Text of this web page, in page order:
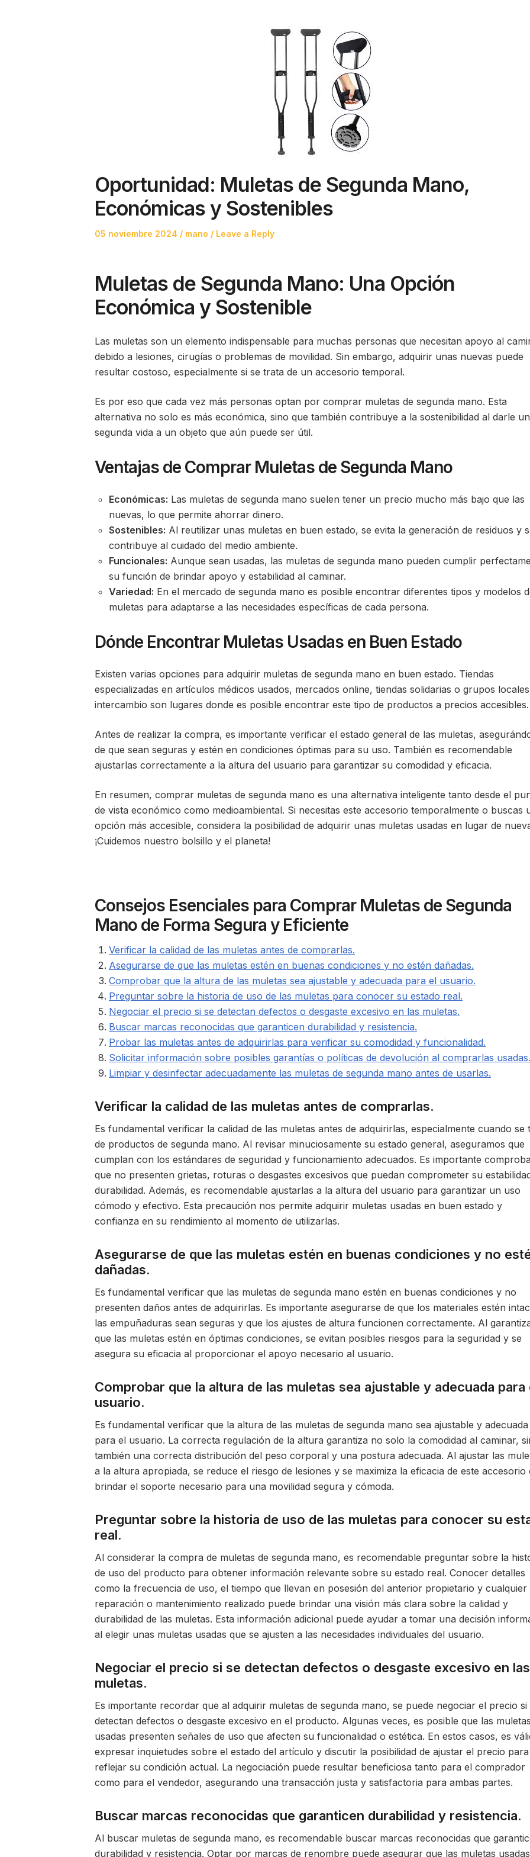
Oportunidad: Muletas de Segunda Mano,
Económicas y Sostenibles
Posted
05 noviembre 2024
Posted
mano Leave a Reply
Muletas de Segunda Mano: Una Opción
Económica y Sostenible
Las muletas son un elemento indispensable para muchas personas que necesitan apoyo al
debido a lesiones, cirugías o problemas de movilidad. Sin embargo, adquirir unas nuevas puede
resultar costoso, especialmente si se trata de un accesorio temporal.
Es por eso que cada vez más personas optan por comprar muletas de segunda mano. Esta
alternativa no solo es más económica, sino que también contribuye a la sostenibilidad al darle
segunda vida a un objeto que aún puede ser útil.
Ventajas de Comprar Muletas de Segunda Mano
Económicas: Las muletas de segunda mano suelen tener un precio mucho más bajo que las
nuevas, lo que permite ahorrar dinero.
Sostenibles: Al reutilizar unas muletas en buen estado, se evita la generación de residuos y
contribuye al cuidado del medio ambiente.
Funcionales: Aunque sean usadas, las muletas de segunda mano pueden cumplir
su función de brindar apoyo y estabilidad al caminar.
Variedad: En el mercado de segunda mano es posible encontrar diferentes tipos y modelos
muletas para adaptarse a las necesidades específicas de cada persona.
Dónde Encontrar Muletas Usadas en Buen Estado
Existen varias opciones para adquirir muletas de segunda mano en buen estado. Tiendas
especializadas en artículos médicos usados, mercados online, tiendas solidarias o grupos
intercambio son lugares donde es posible encontrar este tipo de productos a precios accesibles.
Antes de realizar la compra, es importante verificar el estado general de las muletas,
de que sean seguras y estén en condiciones óptimas para su uso. También es recomendable
ajustarlas correctamente a la altura del usuario para garantizar su comodidad y eficacia.
En resumen, comprar muletas de segunda mano es una alternativa inteligente tanto desde el
de vista económico como medioambiental. Si necesitas este accesorio temporalmente o buscas
opción más accesible, considera la posibilidad de adquirir unas muletas usadas en lugar de
¡Cuidemos nuestro bolsillo y el planeta!
Consejos Esenciales para Comprar Muletas de Segunda
Mano de Forma Segura y Eficiente
Verificar la calidad de las muletas antes de comprarlas.
Asegurarse de que las muletas estén en buenas condiciones y no estén dañadas.
Comprobar que la altura de las muletas sea ajustable y adecuada para el usuario.
Preguntar sobre la historia de uso de las muletas para conocer su estado real.
Negociar el precio si se detectan defectos o desgaste excesivo en las muletas.
Buscar marcas reconocidas que garanticen durabilidad y resistencia.
Probar las muletas antes de adquirirlas para verificar su comodidad y funcionalidad.
Solicitar información sobre posibles garantías o políticas de devolución al comprarlas usadas.
Limpiar y desinfectar adecuadamente las muletas de segunda mano antes de usarlas.
Verificar la calidad de las muletas antes de comprarlas.
Es fundamental verificar la calidad de las muletas antes de adquirirlas, especialmente cuando se
de productos de segunda mano. Al revisar minuciosamente su estado general, aseguramos que
cumplan con los estándares de seguridad y funcionamiento adecuados. Es importante
que no presenten grietas, roturas o desgastes excesivos que puedan comprometer su
durabilidad. Además, es recomendable ajustarlas a la altura del usuario para garantizar un uso
cómodo y efectivo. Esta precaución nos permite adquirir muletas usadas en buen estado y
confianza en su rendimiento al momento de utilizarlas.
Asegurarse de que las muletas estén en buenas condiciones y no
dañadas.
Es fundamental verificar que las muletas de segunda mano estén en buenas condiciones y no
presenten daños antes de adquirirlas. Es importante asegurarse de que los materiales estén
las empuñaduras sean seguras y que los ajustes de altura funcionen correctamente. Al
que las muletas estén en óptimas condiciones, se evitan posibles riesgos para la seguridad y se
asegura su eficacia al proporcionar el apoyo necesario al usuario.
Comprobar que la altura de las muletas sea ajustable y adecuada para
usuario.
Es fundamental verificar que la altura de las muletas de segunda mano sea ajustable y adecuada
para el usuario. La correcta regulación de la altura garantiza no solo la comodidad al caminar,
también una correcta distribución del peso corporal y una postura adecuada. Al ajustar las
a la altura apropiada, se reduce el riesgo de lesiones y se maximiza la eficacia de este accesorio
brindar el soporte necesario para una movilidad segura y cómoda.
Preguntar sobre la historia de uso de las muletas para conocer su
real.
Al considerar la compra de muletas de segunda mano, es recomendable preguntar sobre la
de uso del producto para obtener información relevante sobre su estado real. Conocer detalles
como la frecuencia de uso, el tiempo que llevan en posesión del anterior propietario y cualquier
reparación o mantenimiento realizado puede brindar una visión más clara sobre la calidad y
durabilidad de las muletas. Esta información adicional puede ayudar a tomar una decisión
al elegir unas muletas usadas que se ajusten a las necesidades individuales del usuario.
Negociar el precio si se detectan defectos o desgaste excesivo en las
muletas.
Es importante recordar que al adquirir muletas de segunda mano, se puede negociar el precio si
detectan defectos o desgaste excesivo en el producto. Algunas veces, es posible que las muletas
usadas presenten señales de uso que afecten su funcionalidad o estética. En estos casos, es
expresar inquietudes sobre el estado del artículo y discutir la posibilidad de ajustar el precio para
reflejar su condición actual. La negociación puede resultar beneficiosa tanto para el comprador
como para el vendedor, asegurando una transacción justa y satisfactoria para ambas partes.
Buscar marcas reconocidas que garanticen durabilidad y resistencia.
Al buscar muletas de segunda mano, es recomendable buscar marcas reconocidas que
durabilidad y resistencia. Optar por marcas de renombre puede asegurar que las muletas usadas